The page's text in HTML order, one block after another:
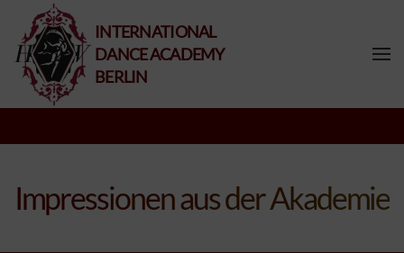
Skip to main content
INTERNATIONAL
DANCE ACADEMY
BERLIN
Impressionen aus der Akademie